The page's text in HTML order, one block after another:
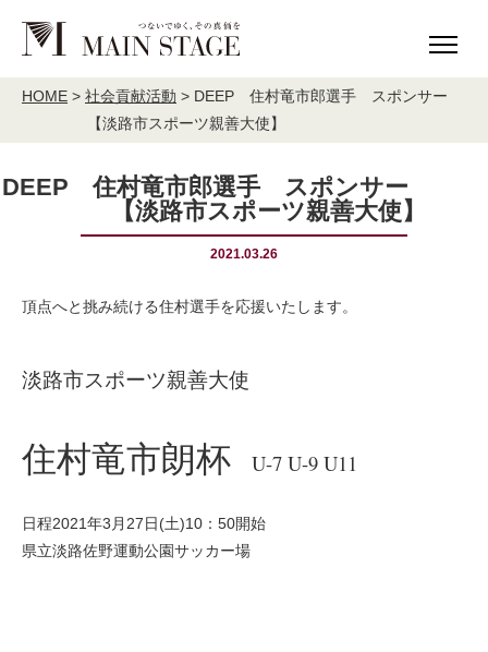
HOME > 社会貢献活動 > DEEP 住村竜市郎選手 スポンサー
【淡路市スポーツ親善大使】
DEEP 住村竜市郎選手 スポンサー
【淡路市スポーツ親善大使】
2021.03.26
頂点へと挑み続ける住村選手を応援いたします。
淡路市スポーツ親善大使
住村竜市朗杯 U-7 U-9 U11
日程2021年3月27日(土)10：50開始
県立淡路佐野運動公園サッカー場
HOME
MAIN STAGE について
会社概要 アクセス
社会貢献活動 MAIN STAGE The Base
不動産投資事業 分譲住宅建築販売
事業実績
保有・管理物件一覧